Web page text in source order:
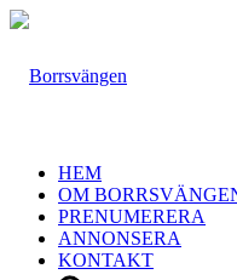
HEM
OM
PRENUMERERA
ANNONSERA
KONTAKT